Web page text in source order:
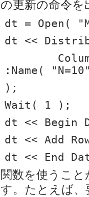
の更新の命令
dt = Open(
dt <<
:Name(
);
Wait( 1 );
dt << Begin
dt << Add
dt << End
関数を使うこ
す。たとえば